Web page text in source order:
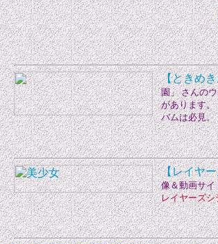
【ときめ
園」 さんの
があります
バムは必見。
【レイヤ
像＆動画サ
レイヤーズシ